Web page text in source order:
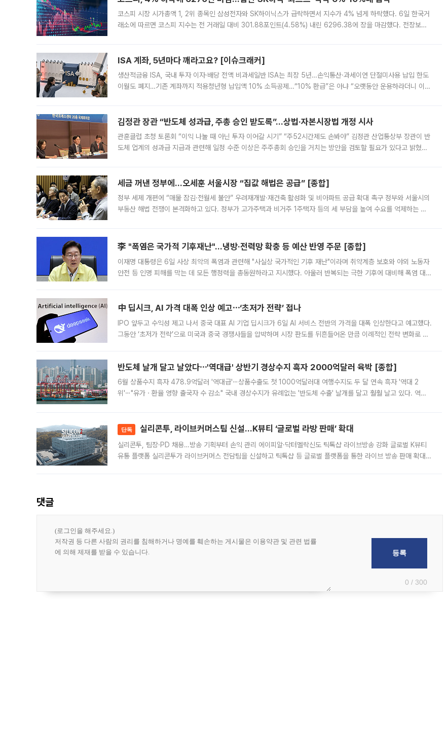
코스피 시장 시가총액 1, 2위 종목인 삼성전자와 SK하이닉스가 급락하면서 지수가 4% 넘게 하락했다. 6일 한국거
래소에 따르면 코스피 지수는 전 거래일 대비 301.88포인트(4.58%) 내린 6296.38에 장을 마감했다. 전장보다
ISA 계좌, 5년마다 깨라고요? [이슈크래커]
생산적금융 ISA, 국내 투자 이자·배당 전액 비과세일반 ISA는 최장 5년…손익통산·과세이연 단절미사용 납입 한도
이월도 폐지…기존 계좌까지 적용청년형 납입액 10% 소득공제…“10% 환급”은 아냐 “오랫동안 운용하라더니 이제
김정관 장관 “반도체 성과급, 주총 승인 받도록”…상법·자본시장법 개정 시사
관훈클럽 초청 토론회 “이익 나눌 때 아닌 투자 이어갈 시기” “주52시간제도 손봐야” 김정관 산업통상부 장관이 반
도체 업계의 성과급 지급과 관련해 일정 수준 이상은 주주총회 승인을 거치는 방안을 검토할 필요가 있다고 밝혔다.
세금 꺼낸 정부에…오세훈 서울시장 “집값 해법은 공급” [종합]
정부 세제 개편에 “매물 잠김·전월세 불안” 우려재개발·재건축 활성화 및 비아파트 공급 확대 촉구 정부와 서울시의
부동산 해법 전쟁이 본격화하고 있다. 정부가 고가주택과 비거주 1주택자 등의 세 부담을 높여 수요를 억제하는 카
李 "폭염은 국가적 기후재난"…냉방·전력망 확충 등 예산 반영 주문 [종합]
이재명 대통령은 6일 사상 최악의 폭염과 관련해 "사실상 국가적인 기후 재난"이라며 취약계층 보호와 야외 노동자
안전 등 인명 피해를 막는 데 모든 행정력을 총동원하라고 지시했다. 아울러 반복되는 극한 기후에 대비해 폭염 대응
中 딥시크, AI 가격 대폭 인상 예고⋯‘초저가 전략’ 접나
IPO 앞두고 수익성 제고 나서 중국 대표 AI 기업 딥시크가 6일 AI 서비스 전반의 가격을 대폭 인상한다고 예고했다.
그동안 ‘초저가 전략’으로 미국과 중국 경쟁사들을 압박하며 시장 판도를 뒤흔들어온 만큼 이례적인 전략 변화로 평
반도체 날개 달고 날았다⋯'역대급' 상반기 경상수지 흑자 2000억달러 육박 [종합]
6월 상품수지 흑자 478.9억달러 '역대급'⋯상품수출도 첫 1000억달러대 여행수지도 두 달 연속 흑자 '역대 2
위'⋯"유가ㆍ환율 영향 출국자 수 감소" 국내 경상수지가 유례없는 '반도체 수출' 날개를 달고 훨훨 날고 있다. 역대
단독 실리콘투, 라이브커머스팀 신설…K뷰티 ‘글로벌 라방 판매’ 확대
실리콘투, 팀장·PD 채용…방송 기획부터 손익 관리 에이피알·닥터멜락신도 틱톡샵 라이브방송 강화 글로벌 K뷰티
유통 플랫폼 실리콘투가 라이브커머스 전담팀을 신설하고 틱톡샵 등 글로벌 플랫폼을 통한 라이브 방송 판매 확대에
댓글
0 / 300